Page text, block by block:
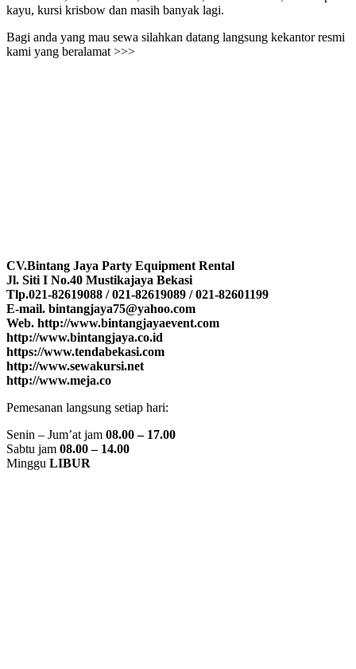
kayu, kursi krisbow dan masih banyak lagi.
Bagi anda yang mau sewa silahkan datang langsung kekantor resmi
kami yang beralamat >>>
CV.Bintang Jaya Party Equipment Rental
Jl. Siti I No.40 Mustikajaya Bekasi
Tlp.021-82619088 / 021-82619089 / 021-82601199
E-mail. bintangjaya75@yahoo.com
Web. http://www.bintangjayaevent.com
http://www.bintangjaya.co.id
https://www.tendabekasi.com
http://www.sewakursi.net
http://www.meja.co
Pemesanan langsung setiap hari:
Senin – Jum’at jam 08.00 – 17.00
Sabtu jam 08.00 – 14.00
Minggu LIBUR